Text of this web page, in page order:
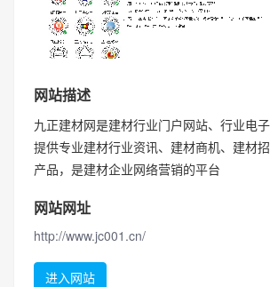
网站描述
九正建材网是建材行业门户网站、行业电
提供专业建材行业资讯、建材商机、建材
产品，是建材企业网络营销的平台
网站网址
http://www.jc001.cn/
进入网站